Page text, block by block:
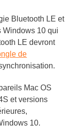
Bluetooth LE et
Windows 10 qui
LE devront
de
Mac OS
et versions
10.